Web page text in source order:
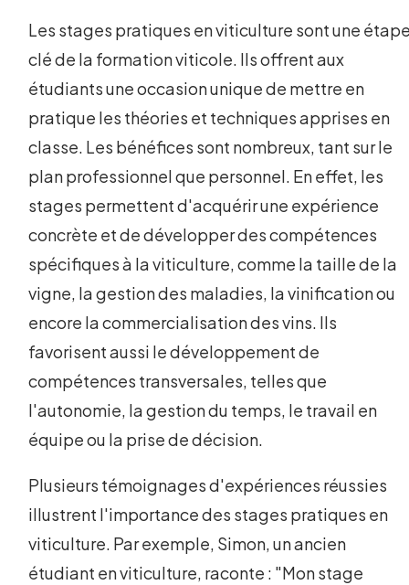
Les stages pratiques en viticulture sont une
clé de la formation viticole. Ils offrent aux
étudiants une occasion unique de mettre en
pratique les théories et techniques apprises en
classe. Les bénéfices sont nombreux, tant sur le
plan professionnel que personnel. En effet, les
stages permettent d'acquérir une expérience
concrète et de développer des compétences
spécifiques à la viticulture, comme la taille de la
vigne, la gestion des maladies, la vinification ou
encore la commercialisation des vins. Ils
favorisent aussi le développement de
compétences transversales, telles que
l'autonomie, la gestion du temps, le travail en
équipe ou la prise de décision.
Plusieurs témoignages d'expériences réussies
illustrent l'importance des stages pratiques en
viticulture. Par exemple, Simon, un ancien
étudiant en viticulture, raconte : "Mon stage